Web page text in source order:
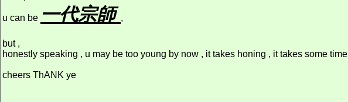
u can be 一代宗師 ,
but ,
honestly speaking , u may be too young by now , it takes honing , it takes some time
cheers ThANK ye